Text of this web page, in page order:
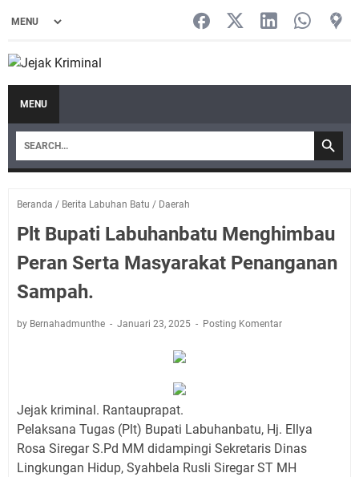
MENU
Beranda / Berita Labuhan Batu / Daerah
Plt Bupati Labuhanbatu Menghimbau
Peran Serta Masyarakat Penanganan
Sampah.
by Bernahadmunthe Januari 23, 2025 Posting Komentar
Jejak kriminal. Rantauprapat.
Pelaksana Tugas (Plt) Bupati Labuhanbatu, Hj. Ellya
Rosa Siregar S.Pd MM didampingi Sekretaris Dinas
Lingkungan Hidup, Syahbela Rusli Siregar ST MH